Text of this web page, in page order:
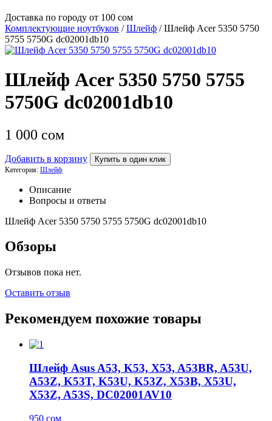
Доставка по городу от 100 сом
Комплектующие ноутбуков /Шлейф / Шлейф Acer 5350 5750
5755 5750G dc02001db10
Шлейф Acer 5350 5750 5755
5750G dc02001db10
1 000 сом
Добавить в корзину Купить в один клик
Категория: Шлейф
Описание
Вопросы и ответы
Шлейф Acer 5350 5750 5755 5750G dc02001db10
Обзоры
Отзывов пока нет.
Оставить отзыв
Рекомендуем похожие товары
Шлейф Asus A53, K53, X53, A53BR, A53U,
A53Z, K53T, K53U, K53Z, X53B, X53U,
X53Z, A53S, DC02001AV10
950 сом